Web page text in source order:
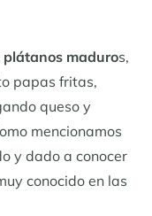
plátanos maduros,
papas fritas,
queso y
mencionamos
y dado a conocer
conocido en las